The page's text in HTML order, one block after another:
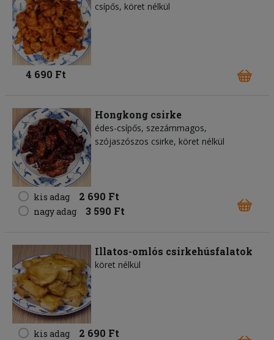
csípős, köret nélkül
4 690 Ft
Hongkong csirke
édes-csípős, szezámmagos,
szójaszószos csirke, köret nélkül
kis adag 2 690 Ft
nagy adag 3 590 Ft
Illatos-omlós csirkehúsfalatok
köret nélkül
kis adag 2 690 Ft